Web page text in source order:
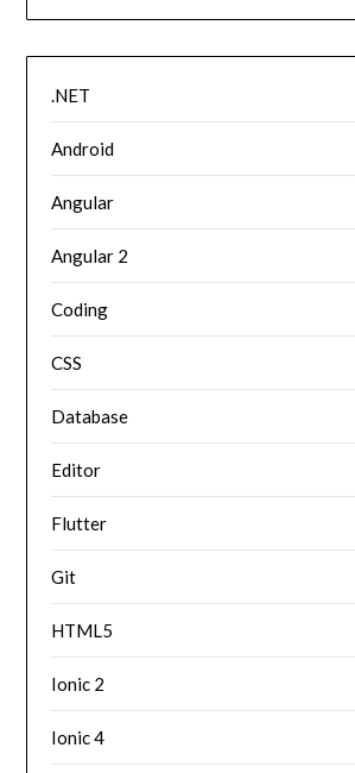
.NET
Android
Angular
Angular 2
Coding
CSS
Database
Editor
Flutter
Git
HTML5
Ionic 2
Ionic 4